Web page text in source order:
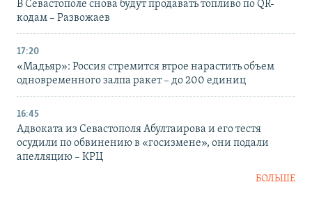
В Севастополе снова будут продавать топливо по QR-
кодам – Развожаев
17:20
«Мадьяр»: Россия стремится втрое нарастить объем
одновременного залпа ракет – до 200 единиц
16:45
Адвоката из Севастополя Абултаирова и его тестя
осудили по обвинению в «госизмене», они подали
апелляцию – КРЦ
БОЛЬШЕ